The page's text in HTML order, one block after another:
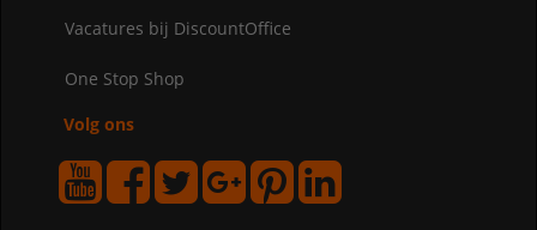
Vacatures bij DiscountOffice
One Stop Shop
Volg ons